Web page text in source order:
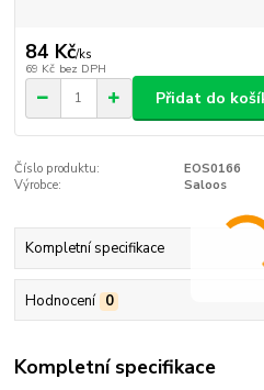
84 Kč/ks
69 Kč bez DPH
Přidat do
Číslo produktu:
EOS0166
Výrobce:
Saloos
Kompletní specifikace
Hodnocení 0
Kompletní specifikace